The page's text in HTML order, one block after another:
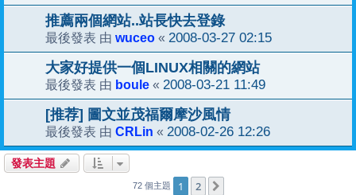
推薦兩個網站..站長快去登錄
最後發表 由 wuceo « 2008-03-27 02:15
大家好提供一個LINUX相關的網站
最後發表 由 boule « 2008-03-21 11:49
[推荐] 圖文並茂福爾摩沙風情
最後發表 由 CRLin « 2008-02-26 12:26
發表主題
72 個主題 1 2